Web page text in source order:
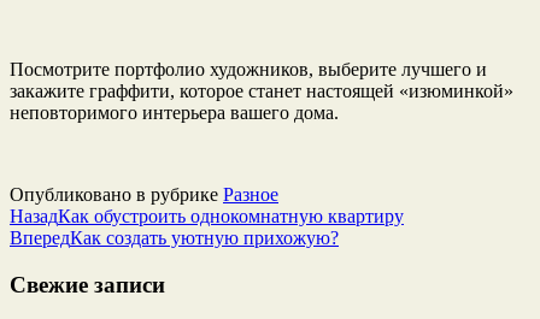
Посмотрите портфолио художников, выберите лучшего и
закажите граффити, которое станет настоящей «изюминкой»
неповторимого интерьера вашего дома.
Опубликовано в рубрике Разное
НазадКак обустроить однокомнатную квартиру
ВпередКак создать уютную прихожую?
Свежие записи